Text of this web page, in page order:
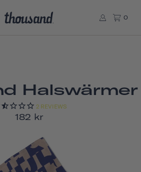
0
Halswärmer
2REVIEWS
182 kr